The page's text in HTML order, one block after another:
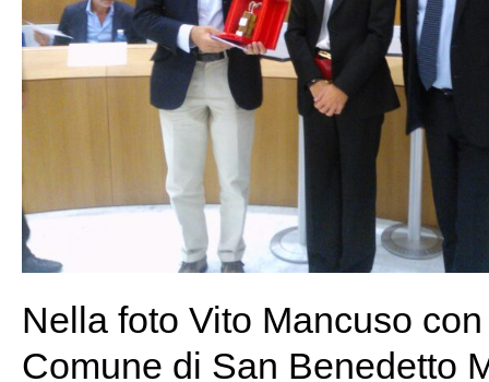
Nella foto Vito Mancuso
Comune di San Benedetto